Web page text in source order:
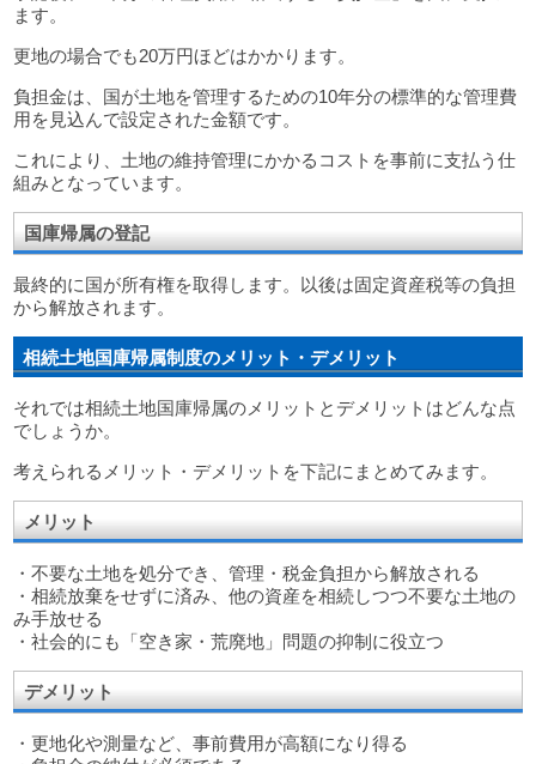
ます。
更地の場合でも20万円ほどはかかります。
負担金は、国が土地を管理するための10年分の標準的な管理費
用を見込んで設定された金額です。
これにより、土地の維持管理にかかるコストを事前に支払う仕
組みとなっています。
国庫帰属の登記
最終的に国が所有権を取得します。以後は固定資産税等の負担
から解放されます。
相続土地国庫帰属制度のメリット・デメリット
それでは相続土地国庫帰属のメリットとデメリットはどんな点
でしょうか。
考えられるメリット・デメリットを下記にまとめてみます。
メリット
・不要な土地を処分でき、管理・税金負担から解放される
・相続放棄をせずに済み、他の資産を相続しつつ不要な土地の
み手放せる
・社会的にも「空き家・荒廃地」問題の抑制に役立つ
デメリット
・更地化や測量など、事前費用が高額になり得る